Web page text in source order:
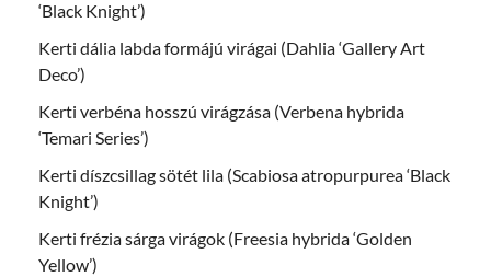
‘Black Knight’)
Kerti dália labda formájú virágai (Dahlia ‘Gallery Art
Deco’)
Kerti verbéna hosszú virágzása (Verbena hybrida
‘Temari Series’)
Kerti díszcsillag sötét lila (Scabiosa atropurpurea ‘Black
Knight’)
Kerti frézia sárga virágok (Freesia hybrida ‘Golden
Yellow’)